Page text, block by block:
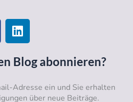
L
i
n
k
e
d
i
Blog abonnieren?
Adresse ein und Sie erhalten
über neue Beiträge.